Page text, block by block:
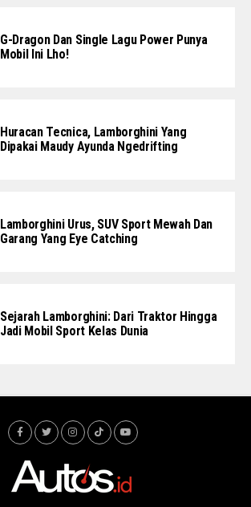
G-Dragon Dan Single Lagu Power Punya
Mobil Ini Lho!
Huracan Tecnica, Lamborghini Yang
Dipakai Maudy Ayunda Ngedrifting
Lamborghini Urus, SUV Sport Mewah Dan
Garang Yang Eye Catching
Sejarah Lamborghini: Dari Traktor Hingga
Jadi Mobil Sport Kelas Dunia